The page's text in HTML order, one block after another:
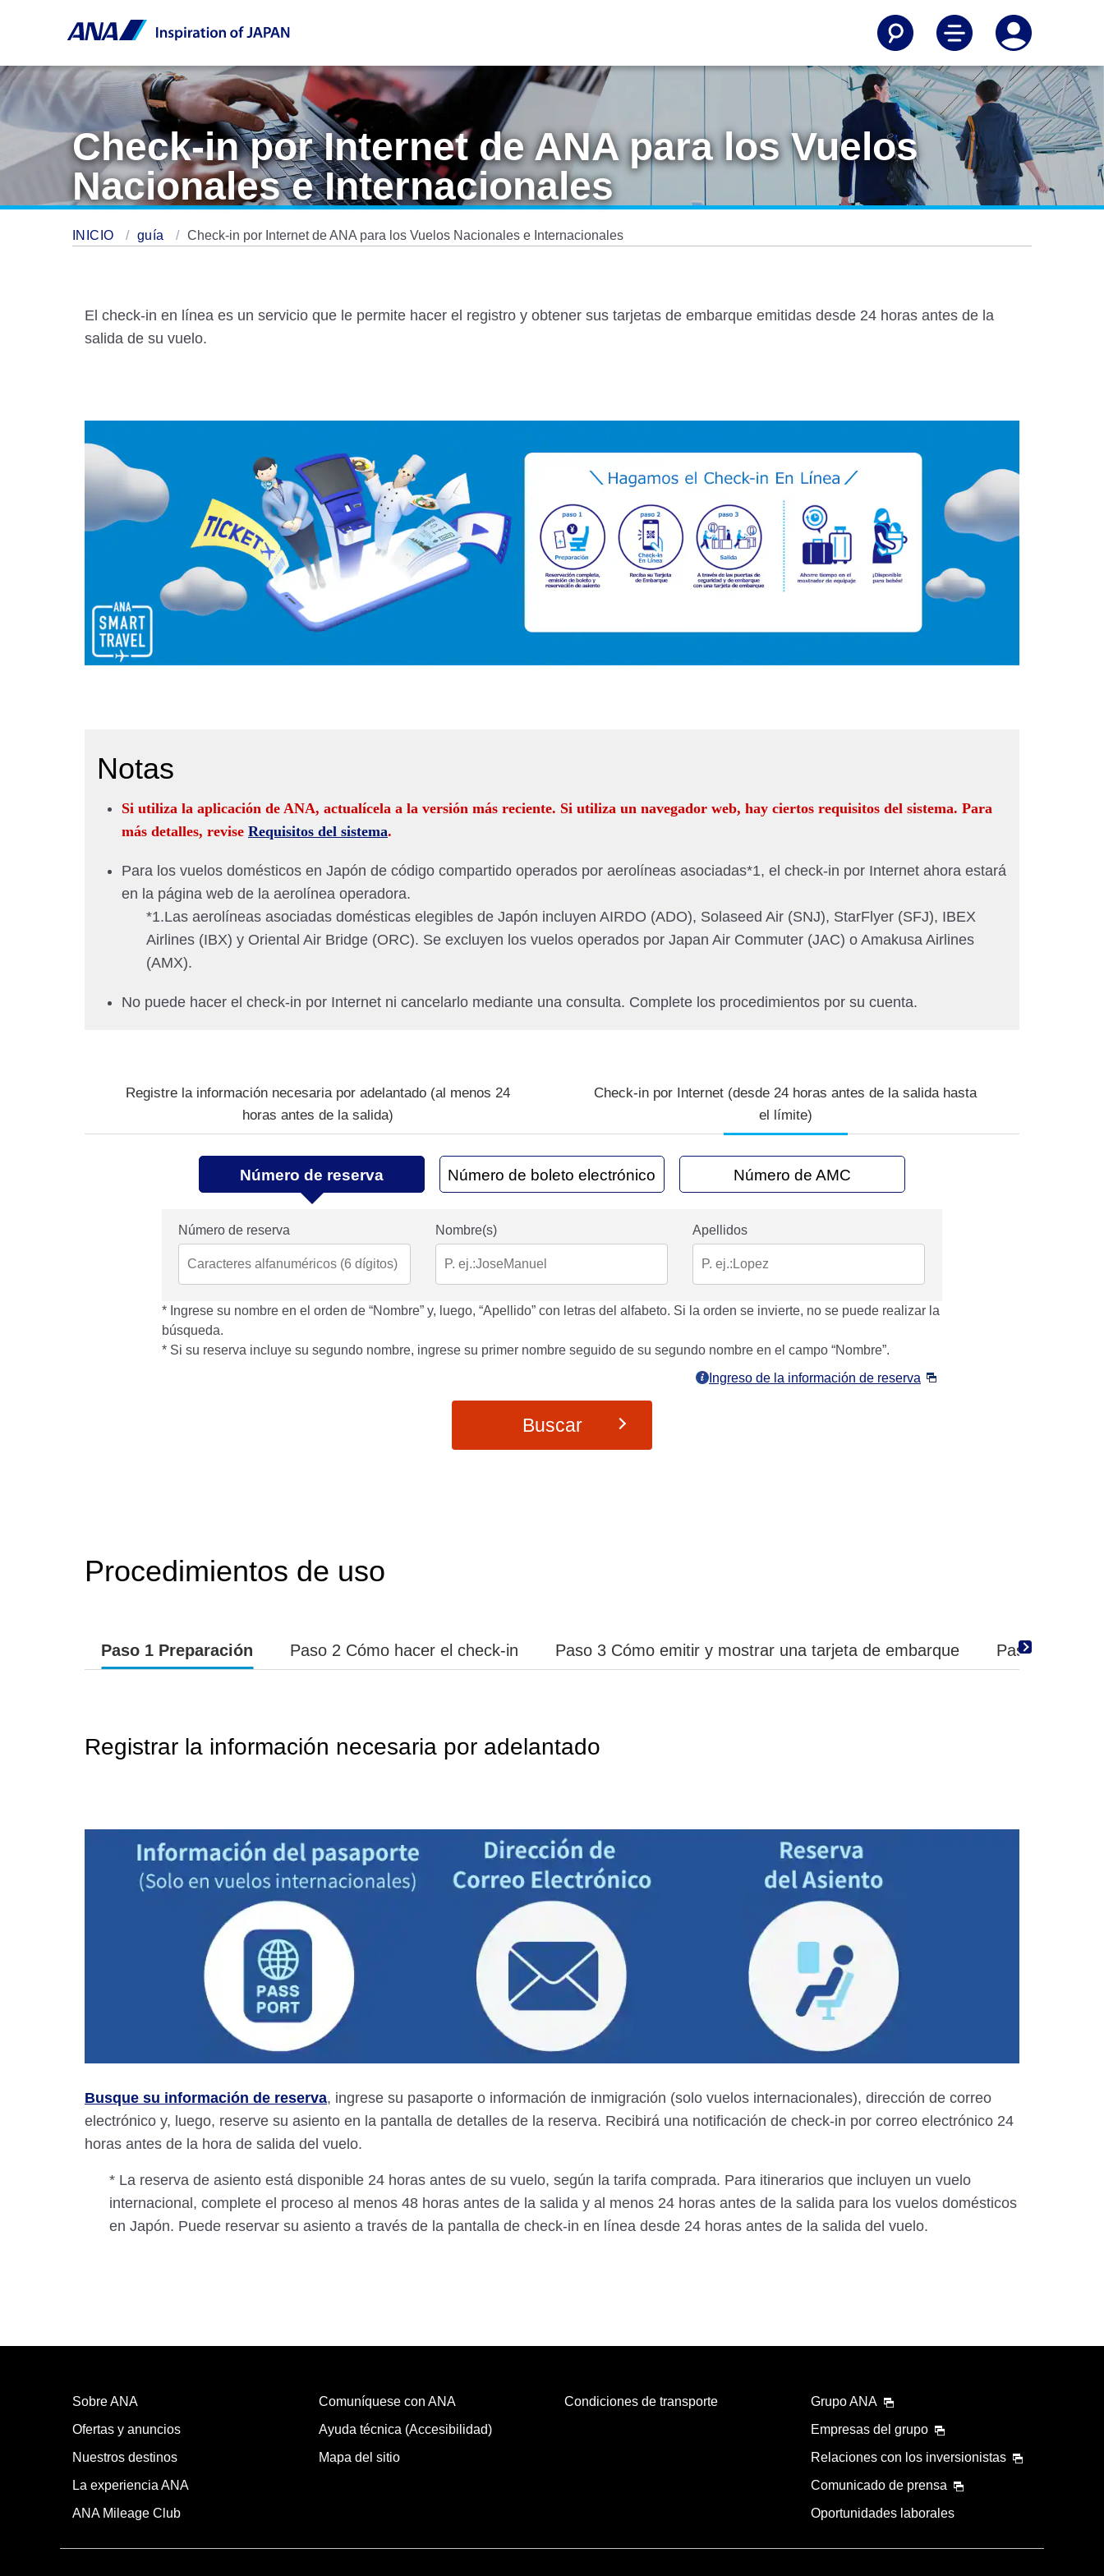
Check-in por Internet de ANA para los Vuelos
Nacionales e Internacionales
INICIO guía Check-in por Internet de ANA para los Vuelos Nacionales e Internacionales
El check-in en línea es un servicio que le permite hacer el registro y obtener sus tarjetas de embarque emitidas desde 24 horas antes de la
salida de su vuelo.
Notas
Si utiliza la aplicación de ANA, actualícela a la versión más reciente. Si utiliza un navegador web, hay ciertos requisitos del sistema. Para
más detalles, revise Requisitos del sistema.
Para los vuelos domésticos en Japón de código compartido operados por aerolíneas asociadas*1, el check-in por Internet ahora estará
en la página web de la aerolínea operadora.
*1.Las aerolíneas asociadas domésticas elegibles de Japón incluyen AIRDO (ADO), Solaseed Air (SNJ), StarFlyer (SFJ), IBEX
Airlines (IBX) y Oriental Air Bridge (ORC). Se excluyen los vuelos operados por Japan Air Commuter (JAC) o Amakusa Airlines
(AMX).
No puede hacer el check-in por Internet ni cancelarlo mediante una consulta. Complete los procedimientos por su cuenta.
Registre la información necesaria por adelantado (al menos 24
horas antes de la salida)
Check-in por Internet (desde 24 horas antes de la salida hasta
el límite)
Número de reserva Número de boleto electrónico Número de AMC
Número de reserva Nombre(s) Apellidos
Ingrese su nombre en el orden de “Nombre” y, luego, “Apellido” con letras del alfabeto. Si la orden se invierte, no se puede realizar la
búsqueda.
Si su reserva incluye su segundo nombre, ingrese su primer nombre seguido de su segundo nombre en el campo “Nombre”.
Ingreso de la información de reserva
Buscar
Procedimientos de uso
Paso 1 Preparación Paso 2 Cómo hacer el check-in Paso 3 Cómo emitir y mostrar una tarjeta de embarque Paso 4
Registrar la información necesaria por adelantado
Busque su información de reserva, ingrese su pasaporte o información de inmigración (solo vuelos internacionales), dirección de correo
electrónico y, luego, reserve su asiento en la pantalla de detalles de la reserva. Recibirá una notificación de check-in por correo electrónico 24
horas antes de la hora de salida del vuelo.
* La reserva de asiento está disponible 24 horas antes de su vuelo, según la tarifa comprada. Para itinerarios que incluyen un vuelo
internacional, complete el proceso al menos 48 horas antes de la salida y al menos 24 horas antes de la salida para los vuelos domésticos
en Japón. Puede reservar su asiento a través de la pantalla de check-in en línea desde 24 horas antes de la salida del vuelo.
Sobre ANA
Ofertas y anuncios
Nuestros destinos
La experiencia ANA
ANA Mileage Club
Comuníquese con ANA
Ayuda técnica (Accesibilidad)
Mapa del sitio
Condiciones de transporte
Grupo ANA
Empresas del grupo
Relaciones con los inversionistas
Comunicado de prensa
Oportunidades laborales